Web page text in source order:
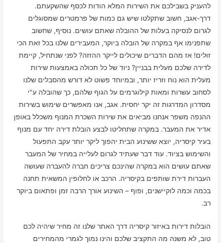
להעניק בשבילכם את השירות המלא הודות לכסף שהשקעתם.
דרך-אגב, חשוב שתקלטו שיש גם כמות של פרמטרים שמסוגלים
לגרום לנסיקה בעלות של ההובלה שאתם עושים. נוסיף, שחשוב
שתפנימו אף במקרה של הובלה ביוקר, המעבירים שלנו בכל זאת הכי
זולים! אז מהם הדברים שיכולים לייקר ההזזה? לפני שנתחיל, קיימת
לדירה שלכם מעלית בבניין? ניוד של כל תכולה באמצעות שירות
מעלית הוא נוח וזריז יותר, ובמיוחד פשוט לא דורש מהסבלים שלנו
לסחוב עשרות ומאות קילוגרמים על הגוף שלהם, כך שהובלה ע"י
מסדרון המדרגות זה יקר יחסית. אגב, אנו מאפשרים שימוש בשירות
ההנפה משפר אנחנו מביאים את שירות השכרת המנוף משכלל באופן
אדיר את המעבר. במקרה שתחליטו לבצע הובלת דירה יחד עם מנוף
בעיר קיסריה, יוצא ששינוע הבית יהפוך ליקר יותר עקב התפעול
והשימוש בציוד. עוד דבר שעתיד לגרום לעלייה במחיר של המעבר
שאתם עושים הוא במקרה שהינכם צריכים חברה להעברה שעושה
העברות דירת שותפים בקיסריה. הרכב או לחלופין המשאית תחנה
בכמה וכמה לוקיישנים, ופוף – השינוע אורך הרבה זמן ופתאום ביוקר
רב.
הובלות דירות באיזור קיסריה דרך האתר שלנו זה מחיר שיהיה לכם
טוב, לא משנה מה התקציב שלכם והינו נמוך לגמרי מהמחירים